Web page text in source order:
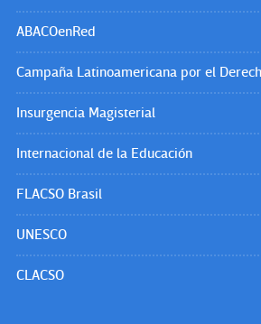
ABACOenRed
Campaña Latinoamericana por el
Insurgencia Magisterial
Internacional de la Educación
FLACSO Brasil
UNESCO
CLACSO